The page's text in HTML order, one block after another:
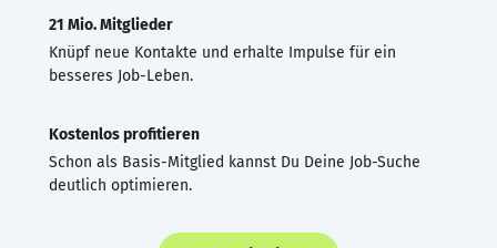
21 Mio. Mitglieder
Knüpf neue Kontakte und erhalte Impulse für ein
besseres Job-Leben.
Kostenlos profitieren
Schon als Basis-Mitglied kannst Du Deine Job-Suche
deutlich optimieren.